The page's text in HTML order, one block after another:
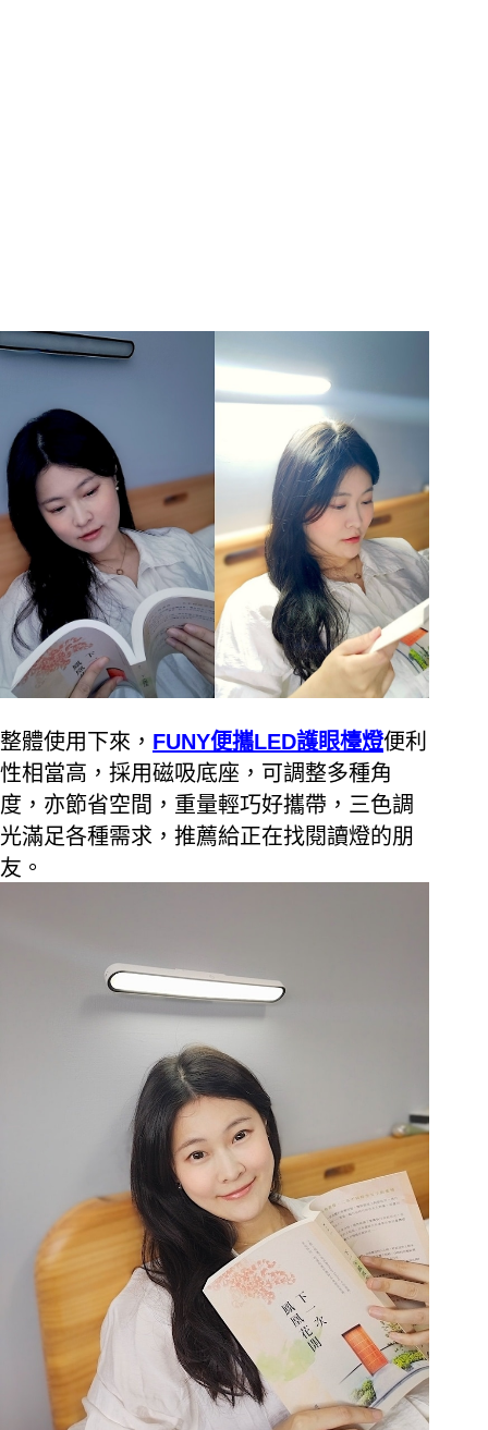
整體使用下來， FUNY便攜LED護眼檯燈便利
性相當高，採用磁吸底座，可調整多種角
度，亦節省空間，重量輕巧好攜帶，三色調
光滿足各種需求，推薦給正在找閱讀燈的朋
友。